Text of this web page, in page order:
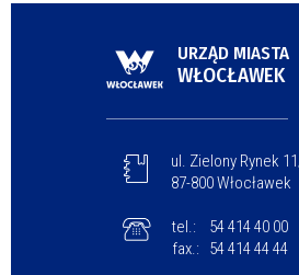
URZĄD MIASTA
WŁOCŁAWEK
ul. Zielony Rynek
87-800 Włocławek
tel.:
54 414 40 00
fax.:
54 414 44 44